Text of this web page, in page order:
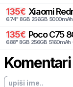
135€ Xiaomi
6.74" 8GB 256GB 5000mAh
135€ Poco C75
6.88" 8GB 256GB 5160mAh
Komentari